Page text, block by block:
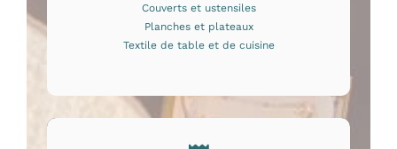
Couverts et ustensiles
Planches et plateaux
Textile de table et de cuisine